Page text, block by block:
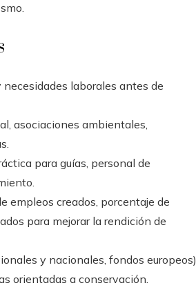
laborales antes de
asociaciones ambientales,
para guías, personal de
empleos creados, porcentaje de
para mejorar la rendición de
y nacionales, fondos europeos)
orientadas a conservación.